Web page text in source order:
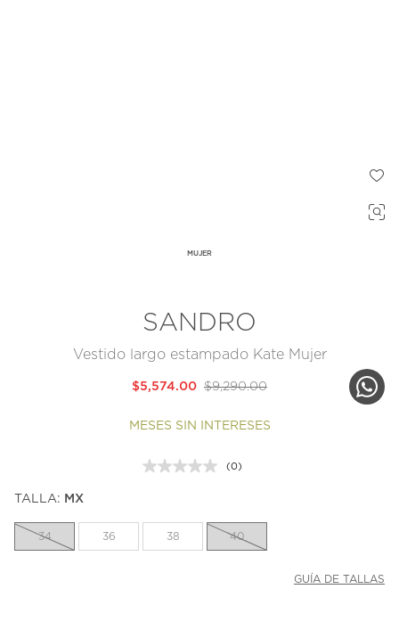
MUJER
SANDRO
Vestido largo estampado Kate Mujer
$9,290.00
$5,574.00
MESES SIN INTERESES
Sin
la
misma
(0)
TALLA: MX
34 36 38 40
GUÍA DE TALLAS